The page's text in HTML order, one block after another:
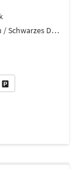
Fjord Blau / Schwarzes Dach
anDatei, Fahrzeugexposé